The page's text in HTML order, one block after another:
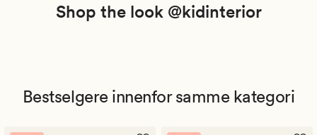
Shop the look @kidinterior
Bestselgere innenfor samme kategori